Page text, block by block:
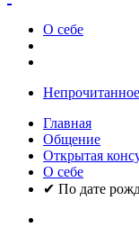
О себе
Непрочитанное
Главная
Общение
Открытая
О себе
✔ По дате